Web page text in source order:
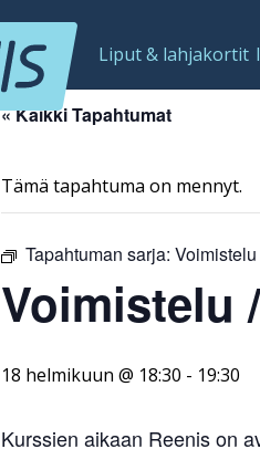
Liput & lahjakortit
« Kaikki Tapahtumat
Tämä tapahtuma on mennyt.
Tapahtuman sarja:
Voimistelu
18 helmikuun @ 18:30 - 19:30
Kurssien aikaan Reenis on